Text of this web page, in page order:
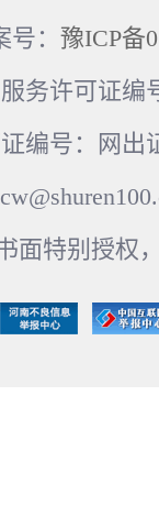
： 豫ICP备
务许可证编
编号：网出
面特别授权